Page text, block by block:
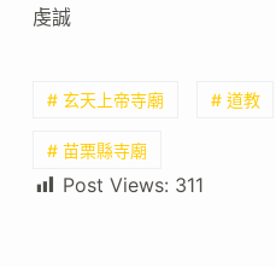
虔誠
# 玄天上帝寺廟 # 道教
# 苗栗縣寺廟
Post Views: 311